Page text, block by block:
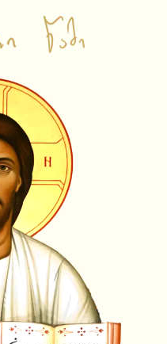
გვერდი
ვიდეო ჩანაწერები
ამბიონის ქადაგებები
საჯარო შეხვედრები
ლექციები
სატელევიზიო გადაცემები
სხვა
ამონარიდები
ტექსტური ამონარიდები
YouTube Shorts
ჩანაწერები